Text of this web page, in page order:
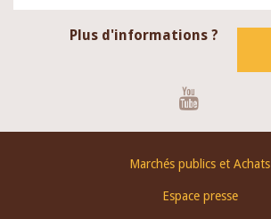
Plus d'informations ?
Marchés publics et Achats
Espace presse